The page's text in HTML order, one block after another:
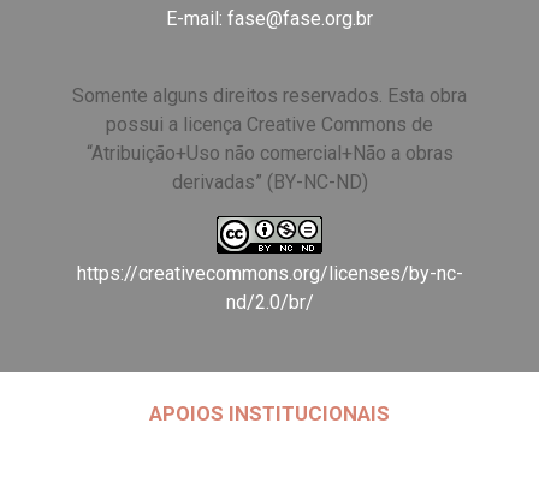
E-mail: fase@fase.org.br
Somente alguns direitos reservados. Esta obra
possui a licença Creative Commons de
“Atribuição+Uso não comercial+Não a obras
derivadas” (BY-NC-ND)
https://creativecommons.org/licenses/by-nc-
nd/2.0/br/
APOIOS INSTITUCIONAIS